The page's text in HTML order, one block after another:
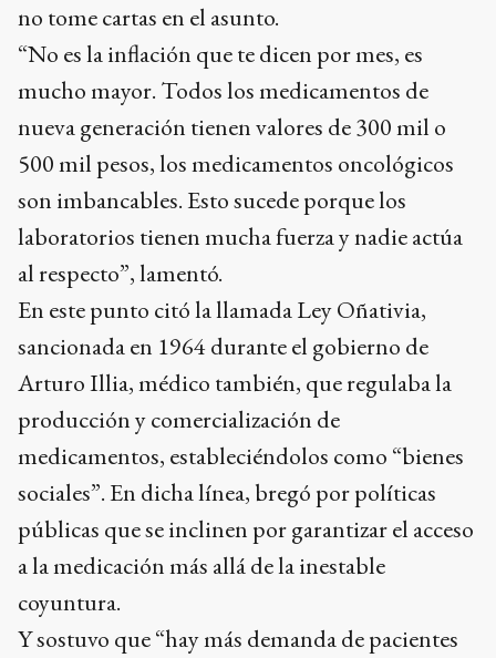
no tome cartas en el asunto.
“No es la inflación que te dicen por mes, es
mucho mayor. Todos los medicamentos de
nueva generación tienen valores de 300 mil o
500 mil pesos, los medicamentos oncológicos
son imbancables. Esto sucede porque los
laboratorios tienen mucha fuerza y nadie actúa
al respecto”, lamentó.
En este punto citó la llamada Ley Oñativia,
sancionada en 1964 durante el gobierno de
Arturo Illia, médico también, que regulaba la
producción y comercialización de
medicamentos, estableciéndolos como “bienes
sociales”. En dicha línea, bregó por políticas
públicas que se inclinen por garantizar el acceso
a la medicación más allá de la inestable
coyuntura.
Y sostuvo que “hay más demanda de pacientes